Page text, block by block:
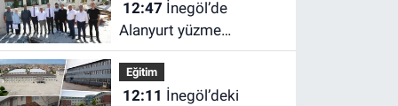
12:47
Alanyurt yüzme
havuzunun yapımı
sürüyor
Eğitim
12:11